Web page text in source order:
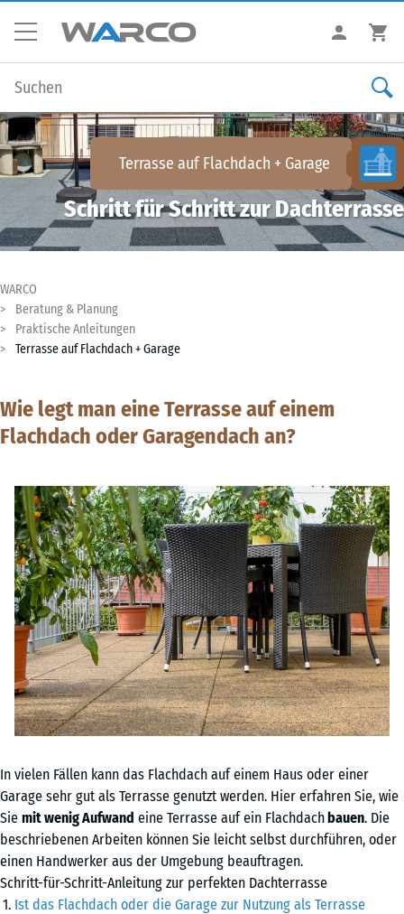
Terrasse auf Flachdach + Garage
Schritt für Schritt zur Dachterrasse
WARCO
Beratung & Planung
Praktische Anleitungen
Terrasse auf Flachdach + Garage
Wie legt man eine Terrasse auf einem
Flachdach oder Garagendach an?
In vielen Fällen kann das Flachdach auf einem Haus oder einer
Garage sehr gut als Terrasse genutzt werden. Hier erfahren Sie, wie
Sie mit wenig Aufwand eine Terrasse auf ein Flachdachbauen. Die
beschriebenen Arbeiten können Sie leicht selbst durchführen, oder
einen Handwerker aus der Umgebung beauftragen.
Schritt-für-Schritt-Anleitung zur perfekten Dachterrasse
Ist das Flachdach oder die Garage zur Nutzung als Terrasse